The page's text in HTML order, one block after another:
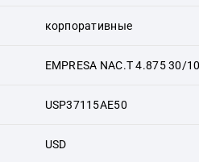
корпоративные
EMPRESA NAC.T 4.875 30/
USP37115AE50
USD